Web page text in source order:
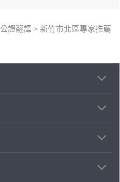
公證翻譯 > 新竹市北區專家推薦